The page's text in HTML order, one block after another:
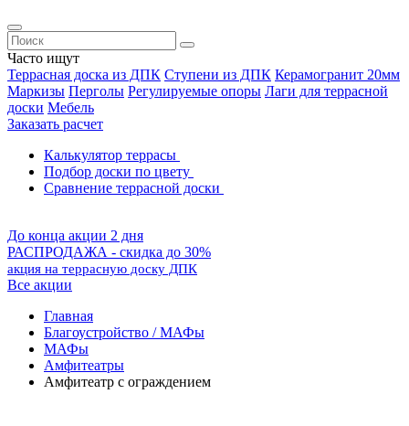
Часто ищут
Террасная доска из ДПК Ступени из ДПК Керамогранит 20мм
Маркизы Перголы Регулируемые опоры Лаги для террасной
доски Мебель
Заказать расчет
Калькулятор террасы
Подбор доски по цвету
Сравнение террасной доски
До конца акции 2 дня
РАСПРОДАЖА - скидка до 30%
акция на террасную доску ДПК
Все акции
Главная
Благоустройство / МАФы
МАФы
Амфитеатры
Амфитеатр с ограждением